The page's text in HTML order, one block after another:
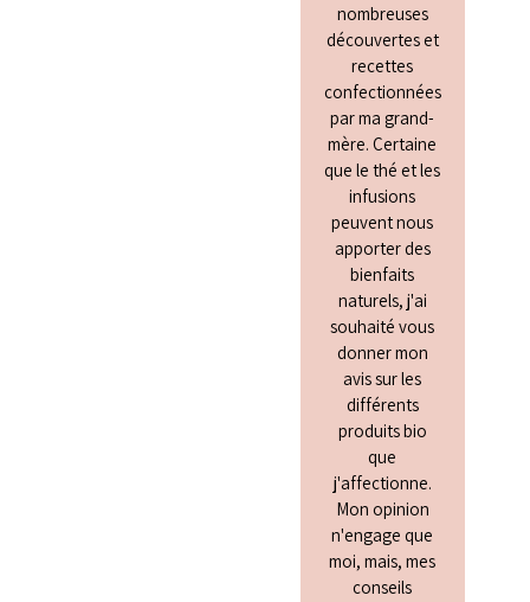
nombreuses
découvertes et
recettes
confectionnées
par ma grand-
mère. Certaine
que le thé et les
infusions
peuvent nous
apporter des
bienfaits
naturels, j'ai
souhaité vous
donner mon
avis sur les
différents
produits bio
que
j'affectionne.
Mon opinion
n'engage que
moi, mais, mes
conseils